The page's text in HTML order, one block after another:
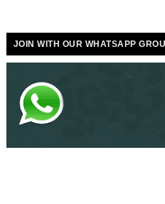
JOIN WITH OUR WHATSAPP